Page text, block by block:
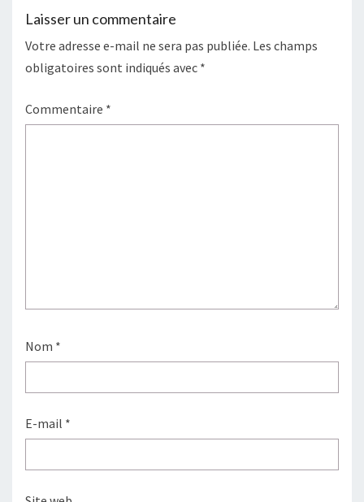
Laisser un commentaire
Votre adresse e-mail ne sera pas publiée. Les champs
obligatoires sont indiqués avec *
Commentaire *
Nom *
E-mail *